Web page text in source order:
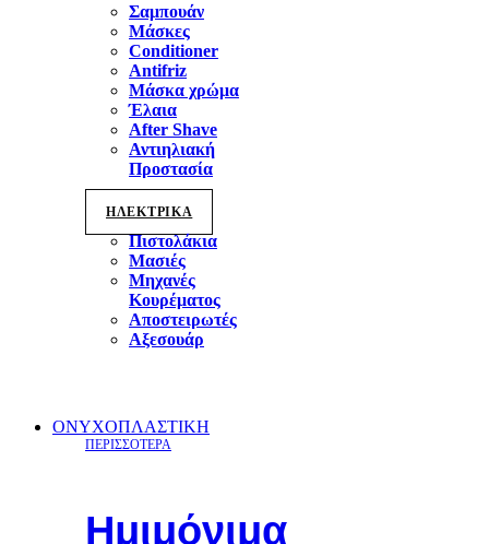
Σαμπουάν
Μάσκες
Conditioner
Antifriz
Μάσκα χρώμα
Έλαια
After Shave
Αντιηλιακή
Προστασία
ΗΛΕΚΤΡΙΚΑ
Πιστολάκια
Μασιές
Μηχανές
Κουρέματος
Αποστειρωτές
Αξεσουάρ
ΟΝΥΧΟΠΛΑΣΤΙΚΗ
ΠΕΡΙΣΣΟΤΕΡΑ
Ημιμόνιμα